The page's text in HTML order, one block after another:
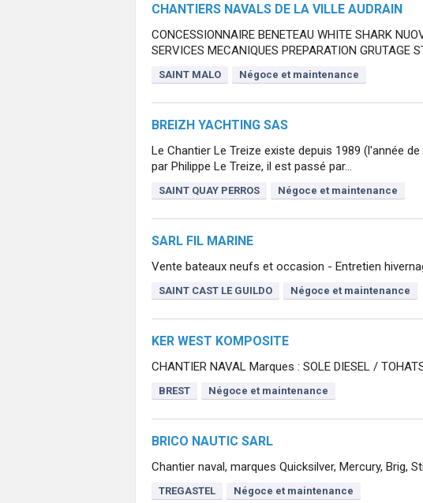
CHANTIERS NAVALS DE LA VILLE AUDRAIN
CONCESSIONNAIRE BENETEAU WHITE SHARK
SERVICES MECANIQUES PREPARATION GRUTAGE
SAINT MALO Négoce et maintenance
BREIZH YACHTING SAS
Le Chantier Le Treize existe depuis 1989 (l'année
par Philippe Le Treize, il est passé par...
SAINT QUAY PERROS Négoce et maintenance
SARL FIL MARINE
Vente bateaux neufs et occasion - Entretien
SAINT CAST LE GUILDO Négoce et maintenance
KER WEST KOMPOSITE
CHANTIER NAVAL Marques : SOLE DIESEL /
BREST Négoce et maintenance
BRICO NAUTIC SARL
Chantier naval, marques Quicksilver, Mercury, Brig,
TREGASTEL Négoce et maintenance